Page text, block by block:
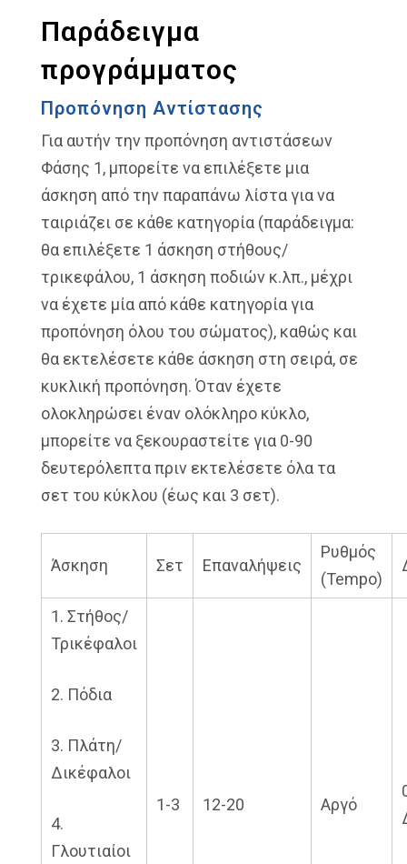
Παράδειγμα
προγράμματος
Προπόνηση Αντίστασης
Για αυτήν την προπόνηση αντιστάσεων
Φάσης 1, μπορείτε να επιλέξετε μια
άσκηση από την παραπάνω λίστα για να
ταιριάζει σε κάθε κατηγορία (παράδειγμα:
θα επιλέξετε 1 άσκηση στήθους/
τρικεφάλου, 1 άσκηση ποδιών κ.λπ., μέχρι
να έχετε μία από κάθε κατηγορία για
προπόνηση όλου του σώματος), καθώς και
θα εκτελέσετε κάθε άσκηση στη σειρά, σε
κυκλική προπόνηση. Όταν έχετε
ολοκληρώσει έναν ολόκληρο κύκλο,
μπορείτε να ξεκουραστείτε για 0-90
δευτερόλεπτα πριν εκτελέσετε όλα τα
σετ του κύκλου (έως και 3 σετ).
Άσκηση Σετ Επαναλήψεις
Ρυθμός
(Tempo)
1. Στήθος/
Τρικέφαλοι
2. Πόδια
3. Πλάτη/
Δικέφαλοι
4.
Γλουτιαίοι
1-3 12-20 Αργό